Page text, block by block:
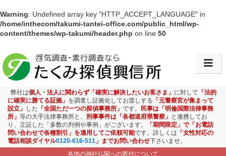
Warning: Undefined array key "HTTP_ACCEPT_LANGUAGE" in
/home/inthecom/takumi-tantei-office.com/public_html/wp-
content/themes/wp-takumi/header.php on line 50
会社情報・アクセス
素行調査
盗聴盗撮調査
弊社は個人・法人に関わらず「確実に解決したいお客さま」 に対して 「法的
に確実に勝てる証拠」 を調査し証拠化してお渡しする 「元警察官が集まって
設立」 した 「全国ただ一つの探偵事務所」 です。
民事は「明倫国際法律事務
所」 等の大手法律事務所と、 刑事事件は「各都道府県警察」 と連携してお
り、立証した「多数の判例や事例」がございます。
「期間限定」で「お電話
問い合わせで各種割引」を適用してご依頼可能です。詳しくは 「女性対応の
電話相談ダイヤル0120-616-511 」までお問い合わせ下さいませ。
各地の神社仏閣への寄付について